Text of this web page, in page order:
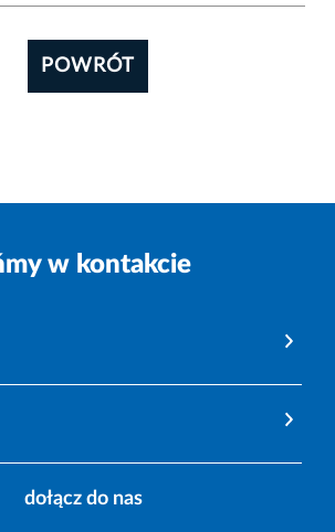
POWRÓT
w kontakcie
dołącz do nas